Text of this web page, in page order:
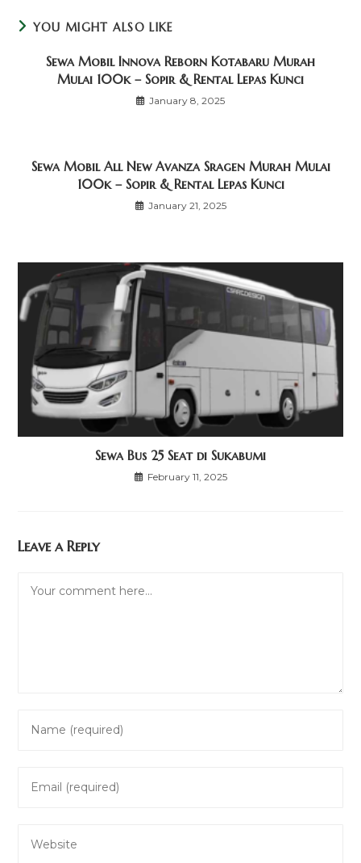
YOU MIGHT ALSO LIKE
Sewa Mobil Innova Reborn Kotabaru Murah
Mulai 100k – Sopir & Rental Lepas Kunci
January 8, 2025
Sewa Mobil All New Avanza Sragen Murah Mulai
100k – Sopir & Rental Lepas Kunci
January 21, 2025
Sewa Bus 25 Seat di Sukabumi
February 11, 2025
Leave a Reply
your
comment
your
address
your